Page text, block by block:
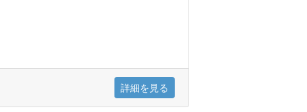
詳細を見る